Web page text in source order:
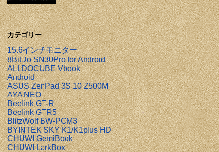
カテゴリー
15.6インチモニター
8BitDo SN30Pro for Android
ALLDOCUBE Vbook
Android
ASUS ZenPad 3S 10 Z500M
AYA NEO
Beelink GT-R
Beelink GTR5
BlitzWolf BW-PCM3
BYINTEK SKY K1/K1plus HD
CHUWI GemiBook
CHUWI LarkBox